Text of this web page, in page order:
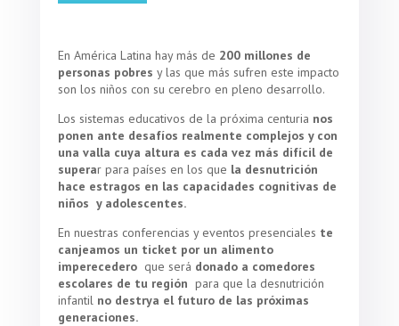
En América Latina hay más de 200 millones de
personas pobres y las que más sufren este impacto
son los niños con su cerebro en pleno desarrollo.
Los sistemas educativos de la próxima centuria nos
ponen ante desafíos realmente complejos y con
una valla cuya altura es cada vez más difícil de
superar para países en los que la desnutrición
hace estragos en las capacidades cognitivas de
niños y adolescentes.
En nuestras conferencias y eventos presenciales te
canjeamos un ticket por un alimento
imperecedero que será donado a comedores
escolares de tu región para que la desnutrición
infantil no destrya el futuro de las próximas
generaciones.